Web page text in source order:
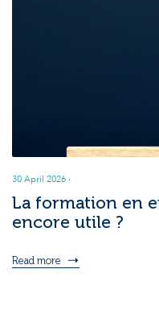
30 April 2026 ·
La formation en
encore utile ?
Read more